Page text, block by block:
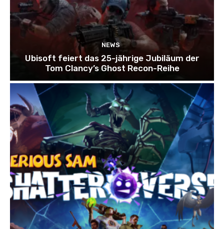
NEWS
Ubisoft feiert das 25-jährige Jubiläum der
Tom Clancy’s Ghost Recon-Reihe